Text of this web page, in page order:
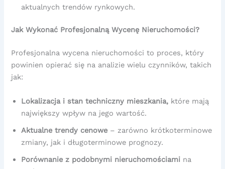
aktualnych trendów rynkowych.
Jak Wykonać Profesjonalną Wycenę Nieruchomości?
Profesjonalna wycena nieruchomości to proces, który
powinien opierać się na analizie wielu czynników, takich
jak:
Lokalizacja i stan techniczny mieszkania, które mają
największy wpływ na jego wartość.
Aktualne trendy cenowe – zarówno krótkoterminowe
zmiany, jak i długoterminowe prognozy.
Porównanie z podobnymi nieruchomościami na